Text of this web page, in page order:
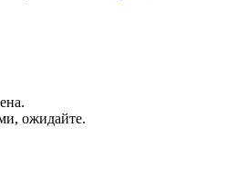
ожидайте.